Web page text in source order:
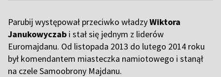
Parubij występował przeciwko władzyWiktora
Janukowyczab i stał się jednym z liderów
Euromajdanu. Od listopada 2013 do lutego 2014 roku
był komendantem miasteczka namiotowego i stanął
na czele Samoobrony Majdanu.